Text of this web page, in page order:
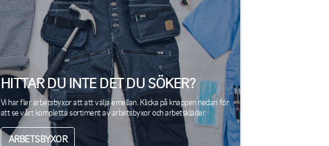
HITTAR DU INTE DET DU SÖKER?
Vi har fler arbetsbyxor att att välja emellan. Klicka på knappen nedan för
att se vårt kompletta sortiment av arbetsbyxor och arbetskläder.
ARBETSBYXOR